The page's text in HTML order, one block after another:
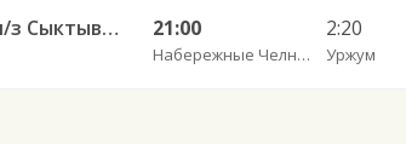
Уфа АВ Южный — Ухта ч/з Сыктывкар 994 21:00
Набережные Челны АВ
2:20
Уржум